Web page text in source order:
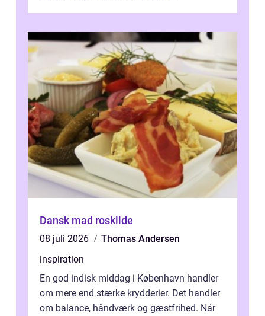
Dansk mad roskilde
08 juli 2026
Thomas Andersen
inspiration
En god indisk middag i København handler
om mere end stærke krydderier. Det handler
om balance, håndværk og gæstfrihed. Når